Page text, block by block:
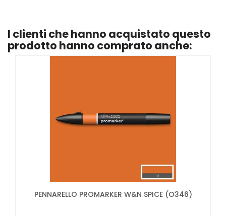
I clienti che hanno acquistato questo
prodotto hanno comprato anche:
PENNARELLO PROMARKER W&N SPICE (O346)